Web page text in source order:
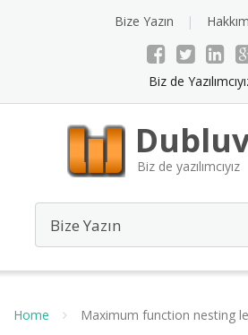
Bize Yazın
Biz de
Biz de yazılımcıyız
Home Maximum function nesting